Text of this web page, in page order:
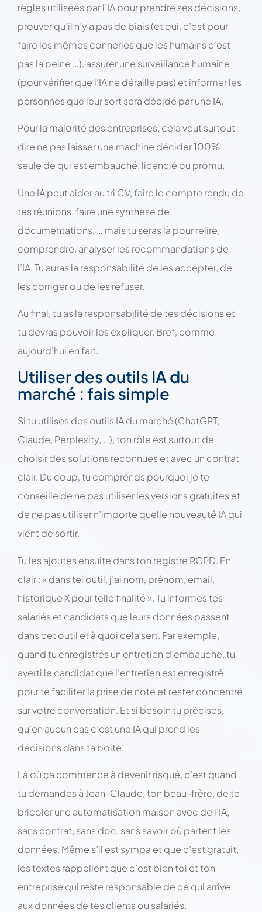
règles utilisées par l’IA pour prendre ses décisions,
prouver qu’il n’y a pas de biais (et oui, c’est pour
faire les mêmes conneries que les humains c’est
pas la peine …), assurer une surveillance humaine
(pour vérifier que l’IA ne déraille pas) et informer les
personnes que leur sort sera décidé par une IA.
Pour la majorité des entreprises, cela veut surtout
dire ne pas laisser une machine décider 100%
seule de qui est embauché, licencié ou promu.
Une IA peut aider au tri CV, faire le compte rendu de
tes réunions, faire une synthèse de
documentations, … mais tu seras là pour relire,
comprendre, analyser les recommandations de
l’IA. Tu auras la responsabilité de les accepter, de
les corriger ou de les refuser.
Au final, tu as la responsabilité de tes décisions et
tu devras pouvoir les expliquer. Bref, comme
aujourd’hui en fait.
Utiliser des outils IA du
marché : fais simple
Si tu utilises des outils IA du marché (ChatGPT,
Claude, Perplexity, …), ton rôle est surtout de
choisir des solutions reconnues et avec un contrat
clair. Du coup, tu comprends pourquoi je te
conseille de ne pas utiliser les versions gratuites et
de ne pas utiliser n’importe quelle nouveauté IA qui
vient de sortir.
Tu les ajoutes ensuite dans ton registre RGPD. En
clair : « dans tel outil, j’ai nom, prénom, email,
historique X pour telle finalité ». Tu informes tes
salariés et candidats que leurs données passent
dans cet outil et à quoi cela sert. Par exemple,
quand tu enregistres un entretien d’embauche, tu
averti le candidat que l’entretien est enregistré
pour te faciliter la prise de note et rester concentré
sur votre conversation. Et si besoin tu précises,
qu’en aucun cas c’est une IA qui prend les
décisions dans ta boite.
Là où ça commence à devenir risqué, c’est quand
tu demandes à Jean-Claude, ton beau-frère, de te
bricoler une automatisation maison avec de l’IA,
sans contrat, sans doc, sans savoir où partent les
données. Même s’il est sympa et que c’est gratuit,
les textes rappellent que c’est bien toi et ton
entreprise qui reste responsable de ce qui arrive
aux données de tes clients ou salariés.